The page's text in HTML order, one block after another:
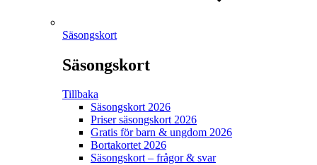
Säsongskort
Säsongskort
Tillbaka
Säsongskort 2026
Priser säsongskort 2026
Gratis för barn & ungdom 2026
Bortakortet 2026
Säsongskort – frågor & svar